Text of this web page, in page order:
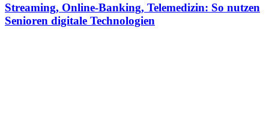
Streaming, Online-Banking, Telemedizin: So nutzen
Senioren digitale Technologien